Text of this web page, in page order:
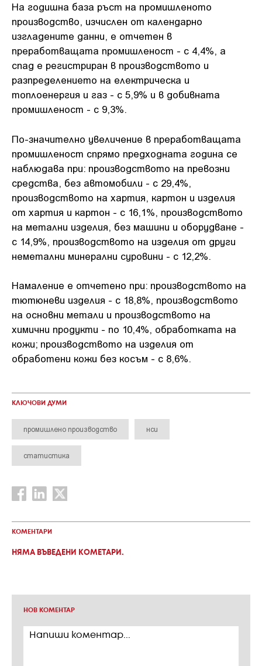
На годишна база ръст на промишленото
производство, изчислен от календарно
изгладените данни, е отчетен в
преработващата промишленост - с 4,4%, а
спад е регистриран в производството и
разпределението на електрическа и
топлоенергия и газ - с 5,9% и в добивната
промишленост - с 9,3%.
По-значително увеличение в преработващата
промишленост спрямо предходната година се
наблюдава при: производството на превозни
средства, без автомобили - с 29,4%,
производството на хартия, картон и изделия
от хартия и картон - с 16,1%, производството
на метални изделия, без машини и оборудване -
с 14,9%, производството на изделия от други
неметални минерални суровини - с 12,2%.
Намаление е отчетено при: производството на
тютюневи изделия - с 18,8%, производството
на основни метали и производството на
химични продукти - по 10,4%, обработката на
кожи; производството на изделия от
обработени кожи без косъм - с 8,6%.
КЛЮЧОВИ ДУМИ
промишлено производство нси
статистика
КОМЕНТАРИ
НЯМА ВЪВЕДЕНИ КОМЕТАРИ.
НОВ КОМЕНТАР